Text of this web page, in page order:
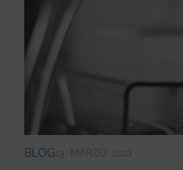
BLOG13 · MARZO · 2021